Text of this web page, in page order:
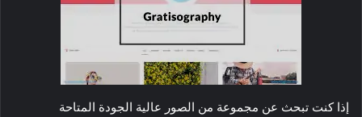
إذا كنت تبحث عن مجموعة من الصور عالية الجودة المتاحة